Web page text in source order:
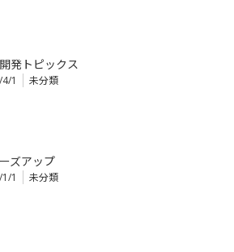
発トピックス
1 未分類
ズアップ
1 未分類